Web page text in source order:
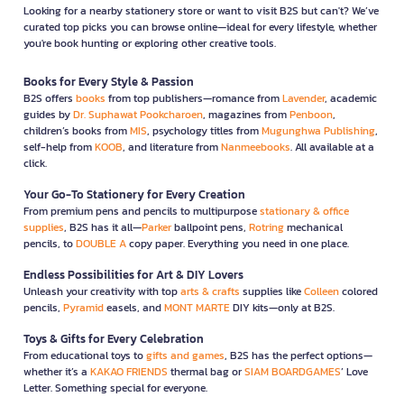
Looking for a nearby stationery store or want to visit B2S but can't? We’ve
curated top picks you can browse online—ideal for every lifestyle, whether
you're book hunting or exploring other creative tools.
Books for Every Style & Passion
B2S offers books from top publishers—romance fromLavender, academic
guides byDr. Suphawat Pookcharoen, magazines fromPenboon,
children’s books fromMIS, psychology titles fromMugunghwa Publishing,
self-help fromKOOB, and literature fromNanmeebooks. All available at a
click.
Your Go-To Stationery for Every Creation
From premium pens and pencils to multipurposestationary & office
supplies, B2S has it all—Parkerballpoint pens, Rotringmechanical
pencils, toDOUBLE Acopy paper. Everything you need in one place.
Endless Possibilities for Art & DIY Lovers
Unleash your creativity with toparts & crafts supplies likeColleencolored
pencils, Pyramideasels, andMONT MARTEDIY kits—only at B2S.
Toys & Gifts for Every Celebration
From educational toys togifts and games, B2S has the perfect options—
whether it’s a KAKAO FRIENDS thermal bag orSIAM BOARDGAMES’ Love
Letter. Something special for everyone.